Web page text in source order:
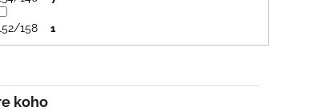
koho
158 1